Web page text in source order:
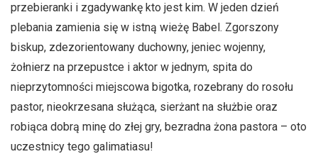
przebieranki i zgadywankę kto jest kim. W jeden dzień
plebania zamienia się w istną wieżę Babel. Zgorszony
biskup, zdezorientowany duchowny, jeniec wojenny,
żołnierz na przepustce i aktor w jednym, spita do
nieprzytomności miejscowa bigotka, rozebrany do rosołu
pastor, nieokrzesana służąca, sierżant na służbie oraz
robiąca dobrą minę do złej gry, bezradna żona pastora – oto
uczestnicy tego galimatiasu!